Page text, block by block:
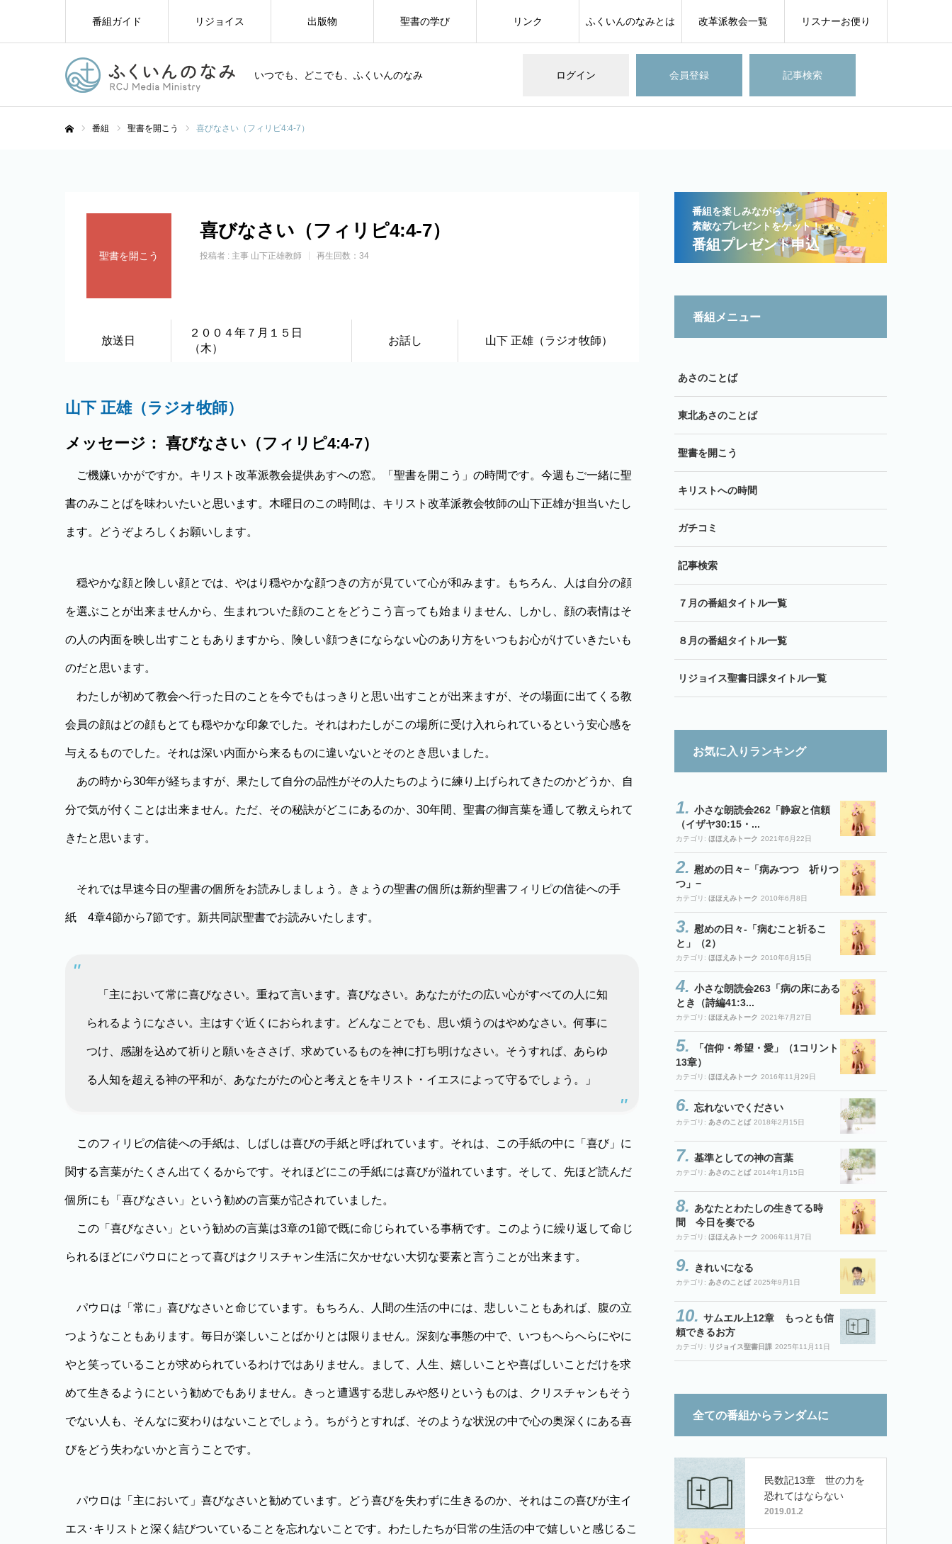
いつでも、どこでも、ふくいんのなみ ログイン 会員登録 記事検索
番組ガイド リジョイス 出版物 聖書の学び リンク ふくいんのなみとは 改革派教会一覧 リスナーお便り
番組 聖書を開こう 喜びなさい（フィリピ4:4-7）
聖書を開こう
喜びなさい（フィリピ4:4-7）
投稿者 : 主事 山下正雄教師 再生回数：34
放送日
２００４年７月１５日
（木）
お話し 山下 正雄（ラジオ牧師）
山下 正雄（ラジオ牧師）
メッセージ： 喜びなさい（フィリピ4:4-7）
ご機嫌いかがですか。キリスト改革派教会提供あすへの窓。「聖書を開こう」の時間です。今週もご一緒に聖
書のみことばを味わいたいと思います。木曜日のこの時間は、キリスト改革派教会牧師の山下正雄が担当いたし
ます。どうぞよろしくお願いします。
穏やかな顔と険しい顔とでは、やはり穏やかな顔つきの方が見ていて心が和みます。もちろん、人は自分の顔
を選ぶことが出来ませんから、生まれついた顔のことをどうこう言っても始まりません、しかし、顔の表情はそ
の人の内面を映し出すこともありますから、険しい顔つきにならない心のあり方をいつもお心がけていきたいも
のだと思います。
わたしが初めて教会へ行った日のことを今でもはっきりと思い出すことが出来ますが、その場面に出てくる教
会員の顔はどの顔もとても穏やかな印象でした。それはわたしがこの場所に受け入れられているという安心感を
与えるものでした。それは深い内面から来るものに違いないとそのとき思いました。
あの時から30年が経ちますが、果たして自分の品性がその人たちのように練り上げられてきたのかどうか、自
分で気が付くことは出来ません。ただ、その秘訣がどこにあるのか、30年間、聖書の御言葉を通して教えられて
きたと思います。
それでは早速今日の聖書の個所をお読みしましょう。きょうの聖書の個所は新約聖書フィリピの信徒への手
紙 4章4節から7節です。新共同訳聖書でお読みいたします。
「主において常に喜びなさい。重ねて言います。喜びなさい。あなたがたの広い心がすべての人に知
られるようになさい。主はすぐ近くにおられます。どんなことでも、思い煩うのはやめなさい。何事に
つけ、感謝を込めて祈りと願いをささげ、求めているものを神に打ち明けなさい。そうすれば、あらゆ
る人知を超える神の平和が、あなたがたの心と考えとをキリスト・イエスによって守るでしょう。」
このフィリピの信徒への手紙は、しばしは喜びの手紙と呼ばれています。それは、この手紙の中に「喜び」に
関する言葉がたくさん出てくるからです。それほどにこの手紙には喜びが溢れています。そして、先ほど読んだ
個所にも「喜びなさい」という勧めの言葉が記されていました。
この「喜びなさい」という勧めの言葉は3章の1節で既に命じられている事柄です。このように繰り返して命じ
られるほどにパウロにとって喜びはクリスチャン生活に欠かせない大切な要素と言うことが出来ます。
パウロは「常に」喜びなさいと命じています。もちろん、人間の生活の中には、悲しいこともあれば、腹の立
つようなこともあります。毎日が楽しいことばかりとは限りません。深刻な事態の中で、いつもへらへらにやに
やと笑っていることが求められているわけではありません。まして、人生、嬉しいことや喜ばしいことだけを求
めて生きるようにという勧めでもありません。きっと遭遇する悲しみや怒りというものは、クリスチャンもそう
でない人も、そんなに変わりはないことでしょう。ちがうとすれば、そのような状況の中で心の奥深くにある喜
びをどう失わないかと言うことです。
パウロは「主において」喜びなさいと勧めています。どう喜びを失わずに生きるのか、それはこの喜びが主イ
エス･キリストと深く結びついていることを忘れないことです。わたしたちが日常の生活の中で嬉しいと感じるこ
番組を楽しみながら、
素敵なプレゼントをゲット！
番組プレゼント申込
番組メニュー
あさのことば
東北あさのことば
聖書を開こう
キリストへの時間
ガチコミ
記事検索
７月の番組タイトル一覧
８月の番組タイトル一覧
リジョイス聖書日課タイトル一覧
お気に入りランキング
小さな朗読会262「静寂と信頼
（イザヤ30:15・...
カテゴリ: ほほえみトーク 2021年6月22日
慰めの日々−「病みつつ 祈りつ
つ」−
カテゴリ: ほほえみトーク 2010年6月8日
慰めの日々-「病むこと祈るこ
と」（2）
カテゴリ: ほほえみトーク 2010年6月15日
小さな朗読会263「病の床にある
とき（詩編41:3...
カテゴリ: ほほえみトーク 2021年7月27日
「信仰・希望・愛」（1コリント
13章）
カテゴリ: ほほえみトーク 2016年11月29日
忘れないでください
カテゴリ: あさのことば 2018年2月15日
基準としての神の言葉
カテゴリ: あさのことば 2014年1月15日
あなたとわたしの生きてる時
間 今日を奏でる
カテゴリ: ほほえみトーク 2006年11月7日
きれいになる
カテゴリ: あさのことば 2025年9月1日
サムエル上12章 もっとも信
頼できるお方
カテゴリ: リジョイス聖書日課 2025年11月11日
全ての番組からランダムに
民数記13章 世の力を
恐れてはならない
2019.01.2